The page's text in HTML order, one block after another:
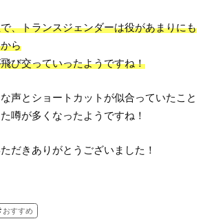
、トランスジェンダーは役があまりにも
ら
び交っていったようですね！
声とショートカットが似合っていたこと
噂が多くなったようですね！
だきありがとうございました！
おすすめ